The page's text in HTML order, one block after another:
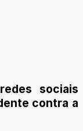
sociais
contra a